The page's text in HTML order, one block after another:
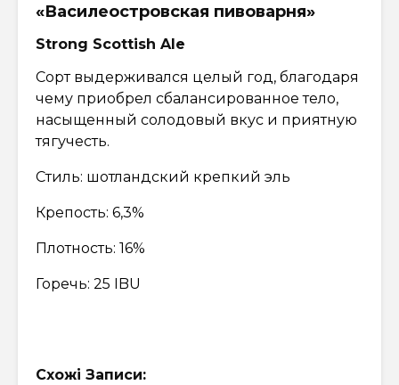
«Василеостровская пивоварня»
Strong Scottish Ale
Сорт выдерживался целый год, благодаря
чему приобрел сбалансированное тело,
насыщенный солодовый вкус и приятную
тягучесть.
Стиль: шотландский крепкий эль
Крепость: 6,3%
Плотность: 16%
Горечь: 25 IBU
Схожі Записи: